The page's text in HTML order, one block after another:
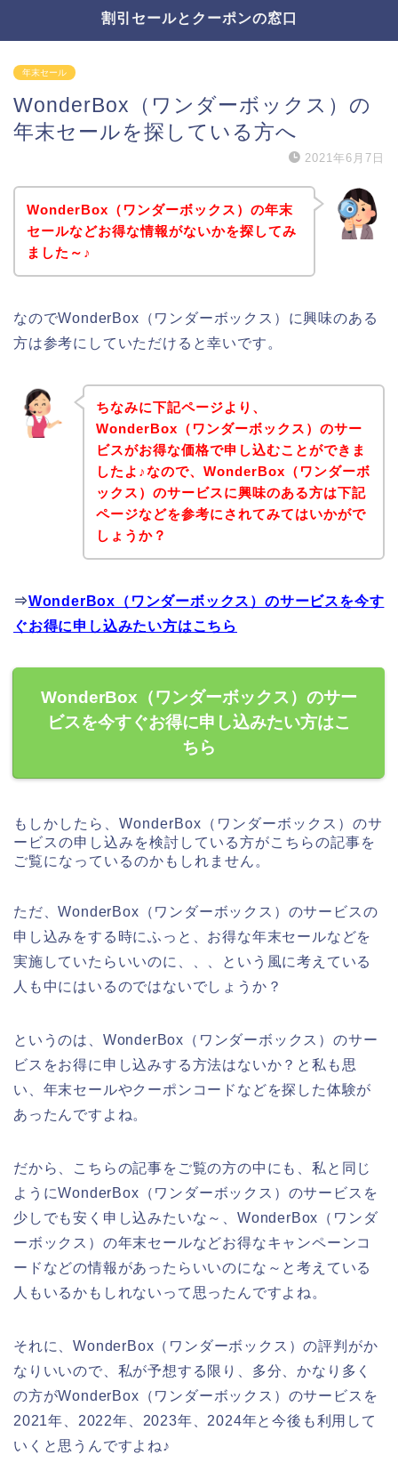
割引セールとクーポンの窓口
年末セール
WonderBox（ワンダーボックス）の
年末セールを探している方へ
2021年6月7日
WonderBox（ワンダーボックス）の年末
セールなどお得な情報がないかを探してみ
ました～♪
なのでWonderBox（ワンダーボックス）に興味のある
方は参考にしていただけると幸いです。
ちなみに下記ページより、
WonderBox（ワンダーボックス）のサー
ビスがお得な価格で申し込むことができま
したよ♪なので、WonderBox（ワンダーボ
ックス）のサービスに興味のある方は下記
ページなどを参考にされてみてはいかがで
しょうか？
⇒WonderBox（ワンダーボックス）のサービスを今す
ぐお得に申し込みたい方はこちら
WonderBox（ワンダーボックス）のサー
ビスを今すぐお得に申し込みたい方はこ
ちら
もしかしたら、WonderBox（ワンダーボックス）のサ
ービスの申し込みを検討している方がこちらの記事を
ご覧になっているのかもしれません。
ただ、WonderBox（ワンダーボックス）のサービスの
申し込みをする時にふっと、お得な年末セールなどを
実施していたらいいのに、、、という風に考えている
人も中にはいるのではないでしょうか？
というのは、WonderBox（ワンダーボックス）のサー
ビスをお得に申し込みする方法はないか？と私も思
い、年末セールやクーポンコードなどを探した体験が
あったんですよね。
だから、こちらの記事をご覧の方の中にも、私と同じ
ようにWonderBox（ワンダーボックス）のサービスを
少しでも安く申し込みたいな～、WonderBox（ワンダ
ーボックス）の年末セールなどお得なキャンペーンコ
ードなどの情報があったらいいのにな～と考えている
人もいるかもしれないって思ったんですよね。
それに、WonderBox（ワンダーボックス）の評判がか
なりいいので、私が予想する限り、多分、かなり多く
の方がWonderBox（ワンダーボックス）のサービスを
2021年、2022年、2023年、2024年と今後も利用して
いくと思うんですよね♪